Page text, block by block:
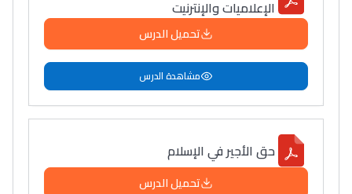
الإعلاميات والإنترنيت
تحميل الدرس
مشاهدة الدرس
حق الأجير في الإسلام
تحميل الدرس